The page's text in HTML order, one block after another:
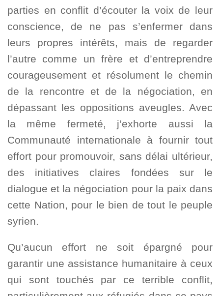
parties en conflit d’écouter la voix de leur
conscience, de ne pas s’enfermer dans
leurs propres intérêts, mais de regarder
l’autre comme un frère et d’entreprendre
courageusement et résolument le chemin
de la rencontre et de la négociation, en
dépassant les oppositions aveugles. Avec
la même fermeté, j’exhorte aussi la
Communauté internationale à fournir tout
effort pour promouvoir, sans délai ultérieur,
des initiatives claires fondées sur le
dialogue et la négociation pour la paix dans
cette Nation, pour le bien de tout le peuple
syrien.
Qu’aucun effort ne soit épargné pour
garantir une assistance humanitaire à ceux
qui sont touchés par ce terrible conflit,